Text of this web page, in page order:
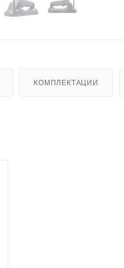
КОМПЛЕКТАЦИИ